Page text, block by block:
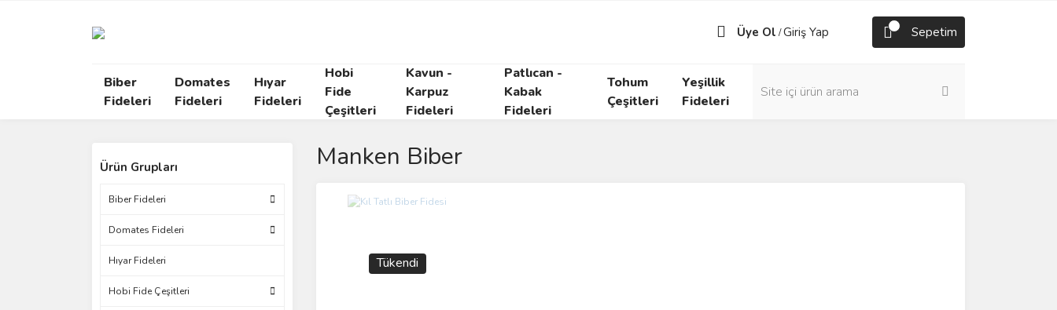
Üye Ol /Giriş Yap Sepetim
Biber
Fideleri
Domates
Fideleri
Hıyar
Fideleri
Hobi
Fide
Çeşitleri
Kavun -
Karpuz
Fideleri
Patlıcan -
Kabak
Fideleri
Tohum
Çeşitleri
Yeşillik
Fideleri
Ürün Grupları
Biber Fideleri
Domates Fideleri
Hıyar Fideleri
Hobi Fide Çeşitleri
Manken Biber
Tükendi